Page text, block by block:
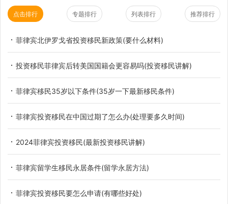
点击排行 专题排行 列表排行 推荐排行
菲律宾北伊罗戈省投资移民新政策(要什么材料)
投资移民菲律宾后转美国国籍会更容易吗(投资移民讲解)
菲律宾移民35岁以下条件(35岁一下最新移民条件)
菲律宾投资移民在中国过期了怎么办(处理要多久时间)
2024菲律宾投资移民(最新投资移民讲解)
菲律宾留学生移民永居条件(留学永居方法)
菲律宾投资移民要怎么申请(有哪些好处)